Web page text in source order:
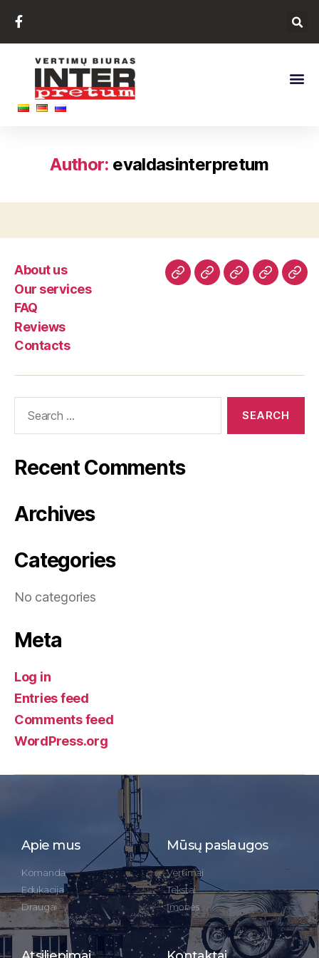
Author: evaldasinterpretum
About us
Our services
FAQ
Reviews
Contacts
Recent Comments
Archives
Categories
No categories
Meta
Log in
Entries feed
Comments feed
WordPress.org
Apie mus
Komanda
Edukacija
Draugai
Mūsų paslaugos
Vertimai
Tekstai
Įmonės